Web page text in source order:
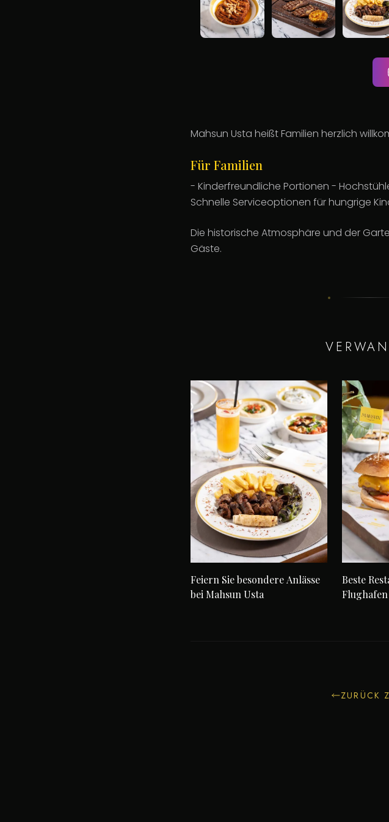
Mahsun Usta heißt Familien herzlich
Für Familien
- Kinderfreundliche Portionen -
Schnelle Serviceoptionen für hungrige
Die historische Atmosphäre und der
Gäste.
Feiern Sie besondere Anlässe
bei Mahsun Usta
Beste
ZURÜCK